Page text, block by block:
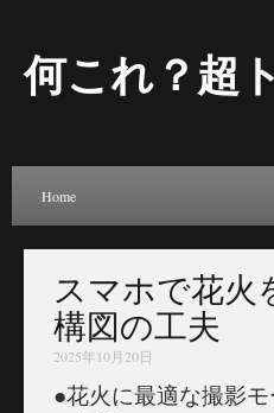
何これ？超
Home
スマホで花火
構図の工夫
2025年10月20日
●花火に最適な撮影モ